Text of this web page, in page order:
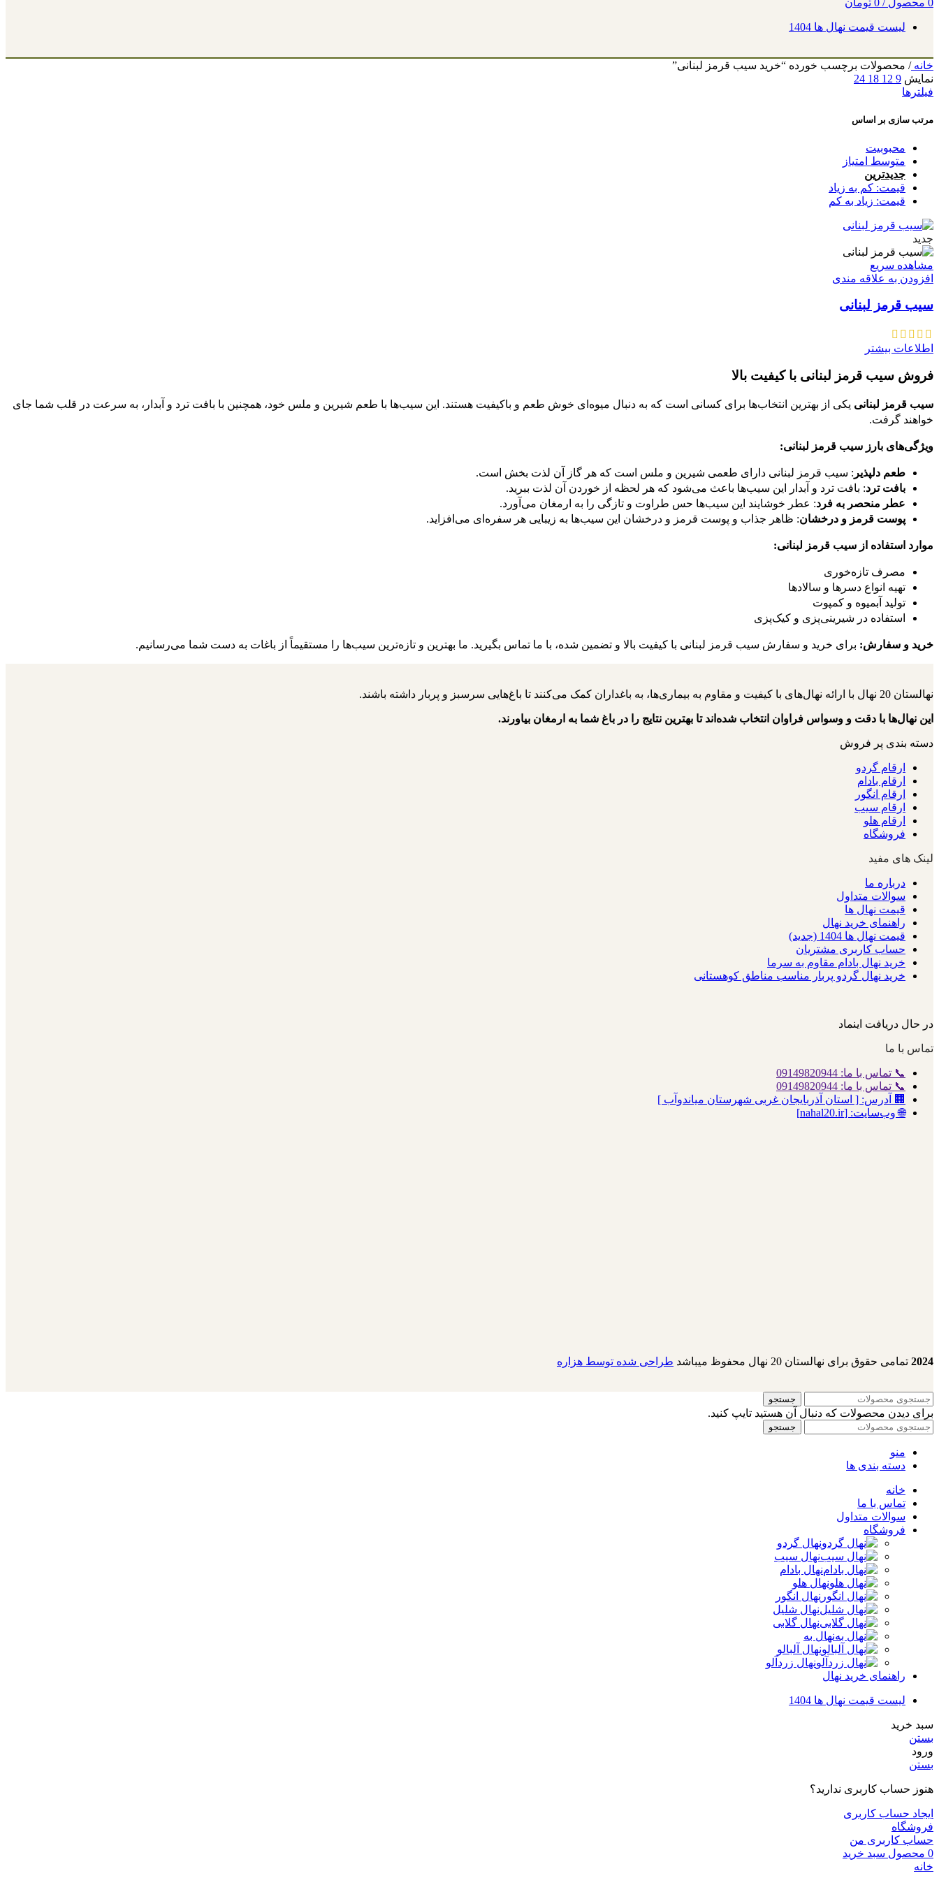
0 محصول /
0 تومان
لیست قیمت نهال ها 1404
خانه/ محصولات برچسب خورده “خرید سیب قرمز لبنانی”
نمایش 9
12
18
24
فیلترها
مرتب سازی بر اساس
محبوبیت
متوسط امتیاز
جدیدترین
قیمت: کم به زیاد
قیمت: زیاد به کم
جدید
مشاهده سریع
افزودن به علاقه مندی
سیب قرمز لبنانی
اطلاعات بیشتر
فروش سیب قرمز لبنانی با کیفیت بالا
سیب قرمز لبنانی یکی از بهترین انتخاب‌ها برای کسانی است که به دنبال میوه‌ای خوش طعم و باکیفیت هستند. این سیب‌ها با طعم شیرین و ملس خود، همچنین با بافت ترد و آبدار، به سرعت در قلب شما جای
خواهند گرفت.
ویژگی‌های بارز سیب قرمز لبنانی:
طعم دلپذیر : سیب قرمز لبنانی دارای طعمی شیرین و ملس است که هر گاز آن لذت بخش است.
بافت ترد: بافت ترد و آبدار این سیب‌ها باعث می‌شود که هر لحظه از خوردن آن لذت ببرید.
عطر منحصر به فرد: عطر خوشایند این سیب‌ها حس طراوت و تازگی را به ارمغان می‌آورد.
پوست قرمز و درخشان: ظاهر جذاب و پوست قرمز و درخشان این سیب‌ها به زیبایی هر سفره‌ای می‌افزاید.
موارد استفاده از سیب قرمز لبنانی:
مصرف تازه‌خوری
تهیه انواع دسرها و سالادها
تولید آبمیوه و کمپوت
استفاده در شیرینی‌پزی و کیک‌پزی
خرید و سفارش: برای خرید و سفارش سیب قرمز لبنانی با کیفیت بالا و تضمین شده، با ما تماس بگیرید. ما بهترین و تازه‌ترین سیب‌ها را مستقیماً از باغات به دست شما می‌رسانیم.
نهالستان 20 نهال با ارائه نهال‌های با کیفیت و مقاوم به بیماری‌ها، به باغداران کمک می‌کنند تا باغ‌هایی سرسبز و پربار داشته باشند.
این نهال‌ها با دقت و وسواس فراوان انتخاب شده‌اند تا بهترین نتایج را در باغ شما به ارمغان بیاورند.
دسته بندی پر فروش
ارقام گردو
ارقام بادام
ارقام انگور
ارقام سیب
ارقام هلو
فروشگاه
لینک های مفید
درباره ما
سوالات متداول
قیمت نهال ها
راهنمای خرید نهال
قیمت نهال ها 1404 (جدید)
حساب کاربری مشتریان
خرید نهال بادام مقاوم به سرما
خرید نهال گردو پربار مناسب مناطق کوهستانی
در حال دریافت اینماد
تماس با ما
📞 تماس با ما: 09149820944
📞 تماس با ما: 09149820944
🏢 آدرس: [ استان آذربایجان غربی شهرستان میاندوآب ]
🌐 وب‌سایت: [nahal20.ir]
2024 تمامی حقوق برای نهالستان 20 نهال محفوظ میباشد طراحی شده توسط هزاره
جستجو
برای دیدن محصولات که دنبال آن هستید تایپ کنید.
جستجو
منو
دسته بندی ها
خانه
تماس با ما
سوالات متداول
فروشگاه
نهال گردو
نهال سیب
نهال بادام
نهال هلو
نهال انگور
نهال شلیل
نهال گلابی
نهال به
نهال آلبالو
نهال زردآلو
راهنمای خرید نهال
لیست قیمت نهال ها 1404
سبد خرید
بستن
ورود
بستن
هنوز حساب کاربری ندارید؟
ایجاد حساب کاربری
فروشگاه
حساب کاربری من
0 محصول سبد خرید
خانه